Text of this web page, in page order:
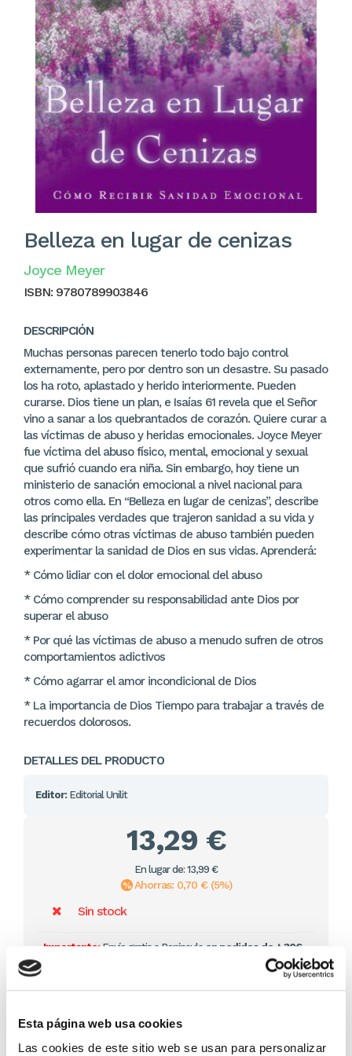
Esta página web usa cookies
Las cookies de este sitio web se usan para personalizar
Belleza en lugar de cenizas
Joyce Meyer
ISBN: 9780789903846
DESCRIPCIÓN
Muchas personas parecen tenerlo todo bajo control
externamente, pero por dentro son un desastre. Su pasado
los ha roto, aplastado y herido interiormente. Pueden
curarse. Dios tiene un plan, e Isaías 61 revela que el Señor
vino a sanar a los quebrantados de corazón. Quiere curar a
las víctimas de abuso y heridas emocionales. Joyce Meyer
fue víctima del abuso físico, mental, emocional y sexual
que sufrió cuando era niña. Sin embargo, hoy tiene un
ministerio de sanación emocional a nivel nacional para
otros como ella. En “Belleza en lugar de cenizas”, describe
las principales verdades que trajeron sanidad a su vida y
describe cómo otras víctimas de abuso también pueden
experimentar la sanidad de Dios en sus vidas. Aprenderá:
* Cómo lidiar con el dolor emocional del abuso
* Cómo comprender su responsabilidad ante Dios por
superar el abuso
* Por qué las víctimas de abuso a menudo sufren de otros
comportamientos adictivos
* Cómo agarrar el amor incondicional de Dios
* La importancia de Dios Tiempo para trabajar a través de
recuerdos dolorosos.
DETALLES DEL PRODUCTO
Editor: Editorial Unilit
13,29 €
En lugar de: 13,99 €
Ahorras: 0,70 € (5%)
Sin stock
Importante:Envío gratis a Península en pedidos de + 30€
Los que compraron este